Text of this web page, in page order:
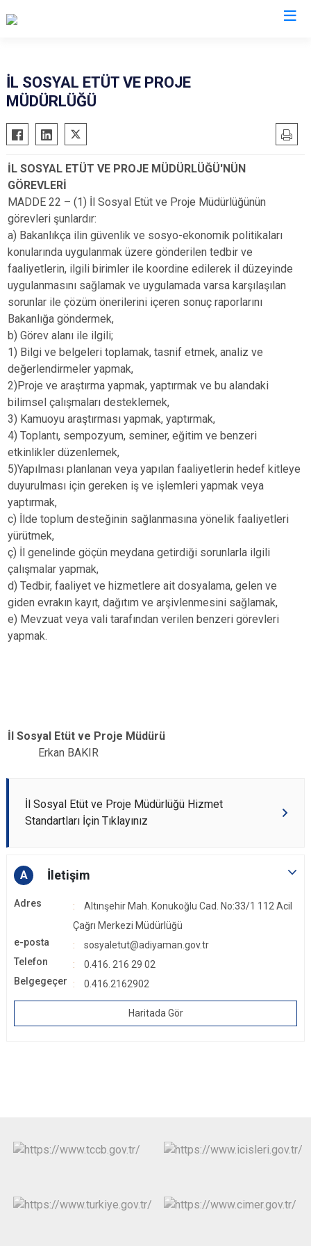
İL SOSYAL ETÜT VE PROJE
MÜDÜRLÜĞÜ
İL SOSYAL ETÜT VE PROJE MÜDÜRLÜĞÜ'NÜN
GÖREVLERİ
MADDE 22 – (1) İl Sosyal Etüt ve Proje Müdürlüğünün
görevleri şunlardır:
a) Bakanlıkça ilin güvenlik ve sosyo-ekonomik politikaları
konularında uygulanmak üzere gönderilen tedbir ve
faaliyetlerin, ilgili birimler ile koordine edilerek il düzeyinde
uygulanmasını sağlamak ve uygulamada varsa karşılaşılan
sorunlar ile çözüm önerilerini içeren sonuç raporlarını
Bakanlığa göndermek,
b) Görev alanı ile ilgili;
1) Bilgi ve belgeleri toplamak, tasnif etmek, analiz ve
değerlendirmeler yapmak,
2)Proje ve araştırma yapmak, yaptırmak ve bu alandaki
bilimsel çalışmaları desteklemek,
3) Kamuoyu araştırması yapmak, yaptırmak,
4) Toplantı, sempozyum, seminer, eğitim ve benzeri
etkinlikler düzenlemek,
5)Yapılması planlanan veya yapılan faaliyetlerin hedef kitleye
duyurulması için gereken iş ve işlemleri yapmak veya
yaptırmak,
c) İlde toplum desteğinin sağlanmasına yönelik faaliyetleri
yürütmek,
ç) İl genelinde göçün meydana getirdiği sorunlarla ilgili
çalışmalar yapmak,
d) Tedbir, faaliyet ve hizmetlere ait dosyalama, gelen ve
giden evrakın kayıt, dağıtım ve arşivlenmesini sağlamak,
e) Mevzuat veya vali tarafından verilen benzeri görevleri
yapmak.
İl Sosyal Etüt ve Proje Müdürü
Erkan BAKIR
İl Sosyal Etüt ve Proje Müdürlüğü Hizmet
Standartları İçin Tıklayınız
A İletişim
Adres
Altınşehir Mah. Konukoğlu Cad. No:33/1 112 Acil
Çağrı Merkezi Müdürlüğü
e-posta
sosyaletut@adiyaman.gov.tr
Telefon
0.416. 216 29 02
Belgegeçer
0.416.2162902
Haritada Gör